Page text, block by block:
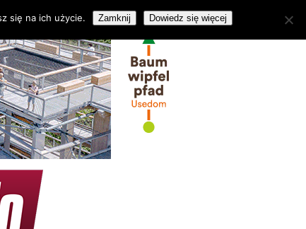
się na ich użycie. Zamknij Dowiedz się więcej